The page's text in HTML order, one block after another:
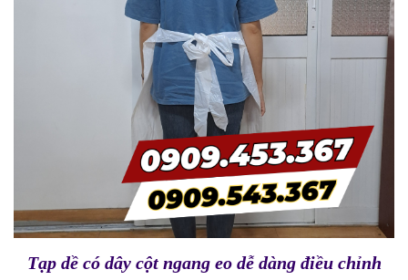
Tạp dề có dây cột ngang eo dễ dàng điều chỉnh